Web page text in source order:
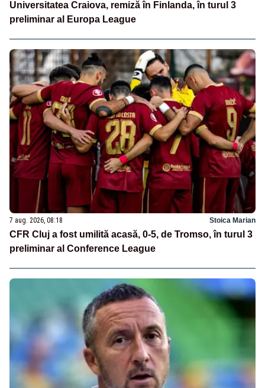
Universitatea Craiova, remiză în Finlanda, în turul 3
preliminar al Europa League
7 aug. 2026, 08:18 Stoica Marian
CFR Cluj a fost umilită acasă, 0-5, de Tromso, în turul 3
preliminar al Conference League